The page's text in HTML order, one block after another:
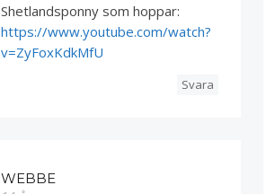
Shetlandsponny som hoppar:
https://www.youtube.com/watch?
v=ZyFoxKdkMfU
Svara
WEBBE